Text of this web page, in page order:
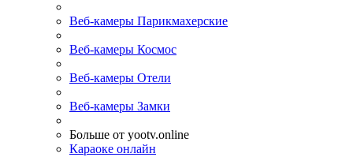
Веб-камеры Парикмахерские
Веб-камеры Космос
Веб-камеры Отели
Веб-камеры Замки
Больше от yootv.online
Караоке онлайн